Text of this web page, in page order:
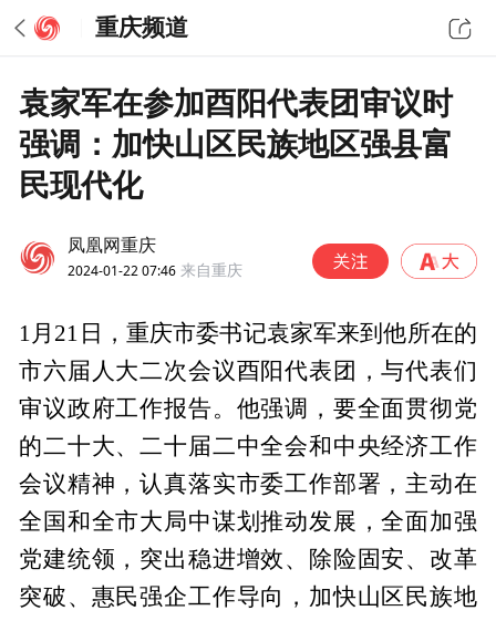
重庆频道
袁家军在参加酉阳代表团审议时
强调：加快山区民族地区强县富
民现代化
凤凰网重庆
2024-01-22 07:46 来自重庆
1月21日，重庆市委书记袁家军来到他所在的
市六届人大二次会议酉阳代表团，与代表们
审议政府工作报告。他强调，要全面贯彻党
的二十大、二十届二中全会和中央经济工作
会议精神，认真落实市委工作部署，主动在
全国和全市大局中谋划推动发展，全面加强
党建统领，突出稳进增效、除险固安、改革
突破、惠民强企工作导向，加快山区民族地